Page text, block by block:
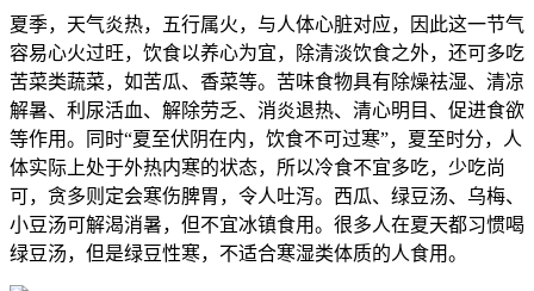
夏季，天气炎热，五行属火，与人体心脏对应，因此这一节气
容易心火过旺，饮食以养心为宜，除清淡饮食之外，还可多吃
苦菜类蔬菜，如苦瓜、香菜等。苦味食物具有除燥祛湿、清凉
解暑、利尿活血、解除劳乏、消炎退热、清心明目、促进食欲
等作用。同时“夏至伏阴在内，饮食不可过寒”，夏至时分，人
体实际上处于外热内寒的状态，所以冷食不宜多吃，少吃尚
可，贪多则定会寒伤脾胃，令人吐泻。西瓜、绿豆汤、乌梅、
小豆汤可解渴消暑，但不宜冰镇食用。很多人在夏天都习惯喝
绿豆汤，但是绿豆性寒，不适合寒湿类体质的人食用。